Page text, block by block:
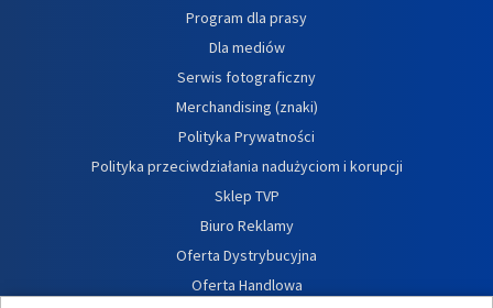
Program dla prasy
Dla mediów
Serwis fotograficzny
Merchandising (znaki)
Polityka Prywatności
Polityka przeciwdziałania nadużyciom i korupcji
Sklep TVP
Biuro Reklamy
Oferta Dystrybucyjna
Oferta Handlowa